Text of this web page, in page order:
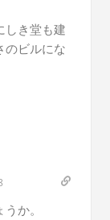
しき堂も建
のビルにな
か。